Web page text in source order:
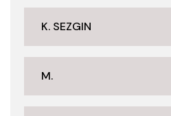
K. SEZGIN
M.